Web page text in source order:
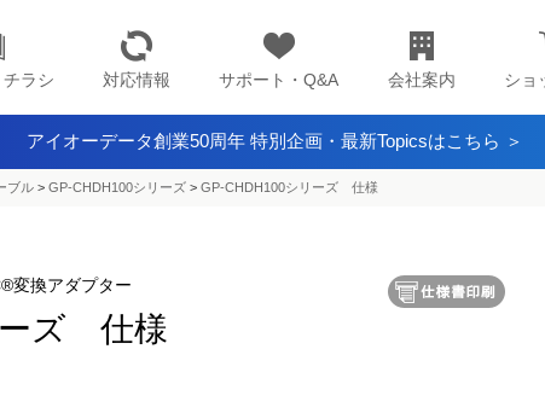
ラシ 対応情報 サポート・Q&A 会社案内 ショ
アイオーデータ創業50周年 特別企画・最新Topicsはこちら ＞
ブル > GP-CHDH100シリーズ > GP-CHDH100シリーズ 仕様
変換アダプター
ーズ 仕様